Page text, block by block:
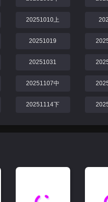
20251010上
20251019
20251031
20251107中
20251114下